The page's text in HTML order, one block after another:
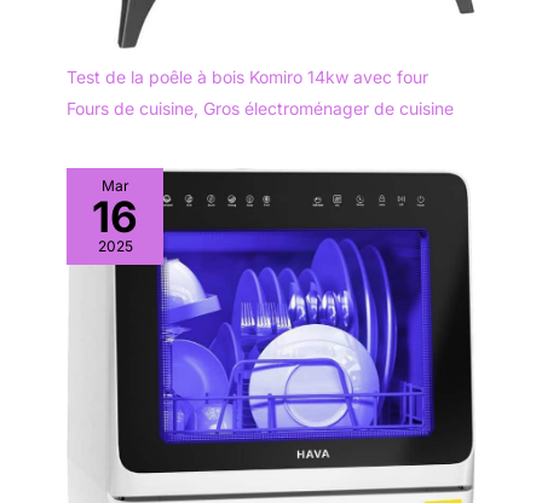
Test de la poêle à bois Komiro 14kw avec four
Fours de cuisine Gros électroménager de cuisine
Mar
16
2025